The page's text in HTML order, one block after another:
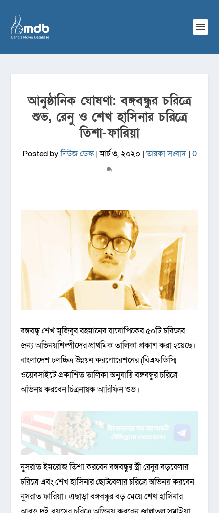
আনুষ্ঠানিক ঘোষণা: বঙ্গবন্ধুর চরিত্রে
শুভ, রেনু ও শেখ হাসিনার চরিত্রে
তিশা-ফারিয়া
Posted byনিউজ ডেস্ক|মার্চ ৩, ২০২০ |তারকা সংবাদ | 0
বঙ্গবন্ধু শেখ মুজিবুর রহমানের বায়োপিকের ৫০টি চরিত্রের
জন্য অভিনয়শিল্পীদের প্রাথমিক তালিকা প্রকাশ করা হয়েছে।
বাংলাদেশ চলচ্চিত্র উন্নয়ন করপোরেশনের (বিএফডিসি)
ওয়েবসাইটে প্রকাশিত তালিকা অনুযায়ি বঙ্গবন্ধুর চরিত্রে
অভিনয় করবেন চিত্রনায়ক আরিফিন শুভ।
নুসরাত ইমরোজ তিশা করবেন বঙ্গবন্ধুর স্ত্রী রেনুর বড়বেলার
চরিত্রে এবং শেখ হাসিনার ছোটবেলার চরিত্রে অভিনয় করবেন
নুসরাত ফারিয়া। এছাড়া বঙ্গবন্ধুর বড় মেয়ে শেখ হাসিনার